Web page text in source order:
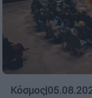
Κόσμος|